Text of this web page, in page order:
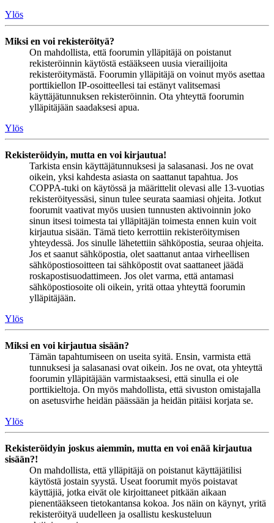
Ylös
Miksi en voi rekisteröityä?
On mahdollista, että foorumin ylläpitäjä on poistanut
rekisteröinnin käytöstä estääkseen uusia vierailijoita
rekisteröitymästä. Foorumin ylläpitäjä on voinut myös asettaa
porttikiellon IP-osoitteellesi tai estänyt valitsemasi
käyttäjätunnuksen rekisteröinnin. Ota yhteyttä foorumin
ylläpitäjään saadaksesi apua.
Ylös
Rekisteröidyin, mutta en voi kirjautua!
Tarkista ensin käyttäjätunnuksesi ja salasanasi. Jos ne ovat
oikein, yksi kahdesta asiasta on saattanut tapahtua. Jos
COPPA-tuki on käytössä ja määrittelit olevasi alle 13-vuotias
rekisteröityessäsi, sinun tulee seurata saamiasi ohjeita. Jotkut
foorumit vaativat myös uusien tunnusten aktivoinnin joko
sinun itsesi toimesta tai ylläpitäjän toimesta ennen kuin voit
kirjautua sisään. Tämä tieto kerrottiin rekisteröitymisen
yhteydessä. Jos sinulle lähetettiin sähköpostia, seuraa ohjeita.
Jos et saanut sähköpostia, olet saattanut antaa virheellisen
sähköpostiosoitteen tai sähköpostit ovat saattaneet jäädä
roskapostisuodattimeen. Jos olet varma, että antamasi
sähköpostiosoite oli oikein, yritä ottaa yhteyttä foorumin
ylläpitäjään.
Ylös
Miksi en voi kirjautua sisään?
Tämän tapahtumiseen on useita syitä. Ensin, varmista että
tunnuksesi ja salasanasi ovat oikein. Jos ne ovat, ota yhteyttä
foorumin ylläpitäjään varmistaaksesi, että sinulla ei ole
porttikieltoja. On myös mahdollista, että sivuston omistajalla
on asetusvirhe heidän päässään ja heidän pitäisi korjata se.
Ylös
Rekisteröidyin joskus aiemmin, mutta en voi enää kirjautua
sisään?!
On mahdollista, että ylläpitäjä on poistanut käyttäjätilisi
käytöstä jostain syystä. Useat foorumit myös poistavat
käyttäjiä, jotka eivät ole kirjoittaneet pitkään aikaan
pienentääkseen tietokantansa kokoa. Jos näin on käynyt, yritä
rekisteröityä uudelleen ja osallistu keskusteluun